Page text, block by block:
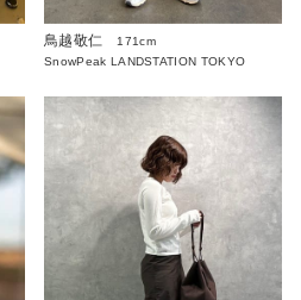
鳥越敬仁
171cm
SnowPeak LANDSTATION TOKYO